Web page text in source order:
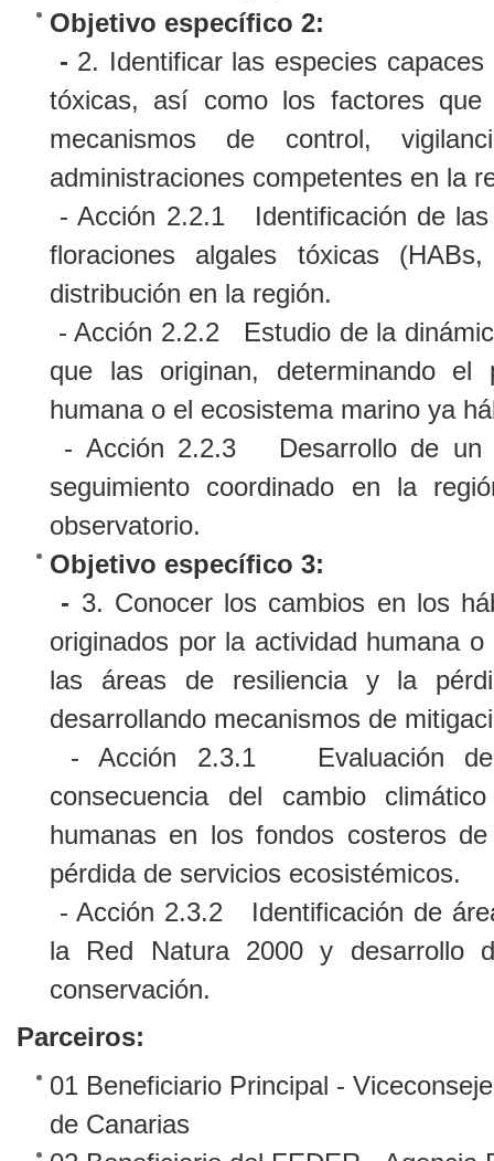
Objetivo específico 2:
- 2. Identificar las especies
tóxicas, así como los factores que
mecanismos de control,
administraciones competentes en la
- Acción 2.2.1 Identificación de las
floraciones algales tóxicas
distribución en la región.
- Acción 2.2.2 Estudio de la
que las originan, determinando
humana o el ecosistema marino ya
- Acción 2.2.3 Desarrollo de un
seguimiento coordinado en la
observatorio.
Objetivo específico 3:
- 3. Conocer los cambios en los
originados por la actividad humana
las áreas de resiliencia y la
desarrollando mecanismos de
- Acción 2.3.1 Evaluación de
consecuencia del cambio
humanas en los fondos costeros
pérdida de servicios ecosistémicos.
- Acción 2.3.2 Identificación de
la Red Natura 2000 y desarrollo
conservación.
Parceiros:
01 Beneficiario Principal -
de Canarias